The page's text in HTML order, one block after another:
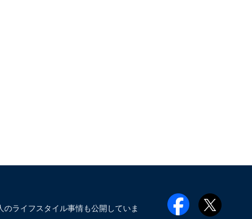
ライフスタイル事情も公開していま